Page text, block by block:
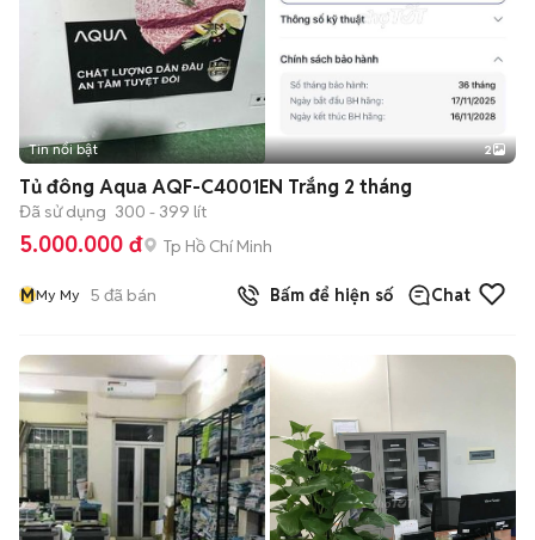
Tin nổi bật 2
Tủ đông Aqua AQF-C4001EN Trắng 2 tháng
Đã sử dụng 300 - 399 lít
5.000.000 đ Tp Hồ Chí Minh
MMy My 5 đã bán Bấm để hiện số Chat